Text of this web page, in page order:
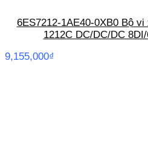
6ES7212-1AE40-0XB0 Bộ
1212C DC/DC/DC
9,155,000₫